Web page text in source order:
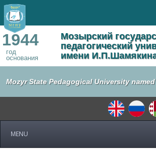
1944
год
основания
Мозырский
педагогический
имени
Mozyr State Pedagogical University
MENU